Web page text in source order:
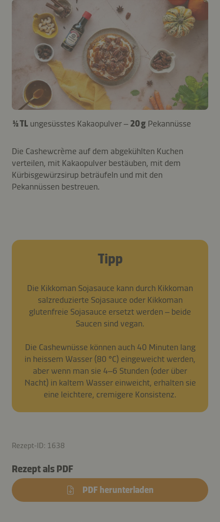
½ TL ungesüsstes Kakaopulver – 20 g Pekannüsse
Die Cashewcrème auf dem abgekühlten Kuchen
verteilen, mit Kakaopulver bestäuben, mit dem
Kürbisgewürzsirup beträufeln und mit den
Pekannüssen bestreuen.
Tipp
Die Kikkoman Sojasauce kann durch Kikkoman
salzreduzierte Sojasauce oder Kikkoman
glutenfreie Sojasauce ersetzt werden – beide
Saucen sind vegan.
Die Cashewnüsse können auch 40 Minuten lang
in heissem Wasser (80 °C) eingeweicht werden,
aber wenn man sie 4–6 Stunden (oder über
Nacht) in kaltem Wasser einweicht, erhalten sie
eine leichtere, cremigere Konsistenz.
Rezept-ID: 1638
Rezept als PDF
PDF herunterladen